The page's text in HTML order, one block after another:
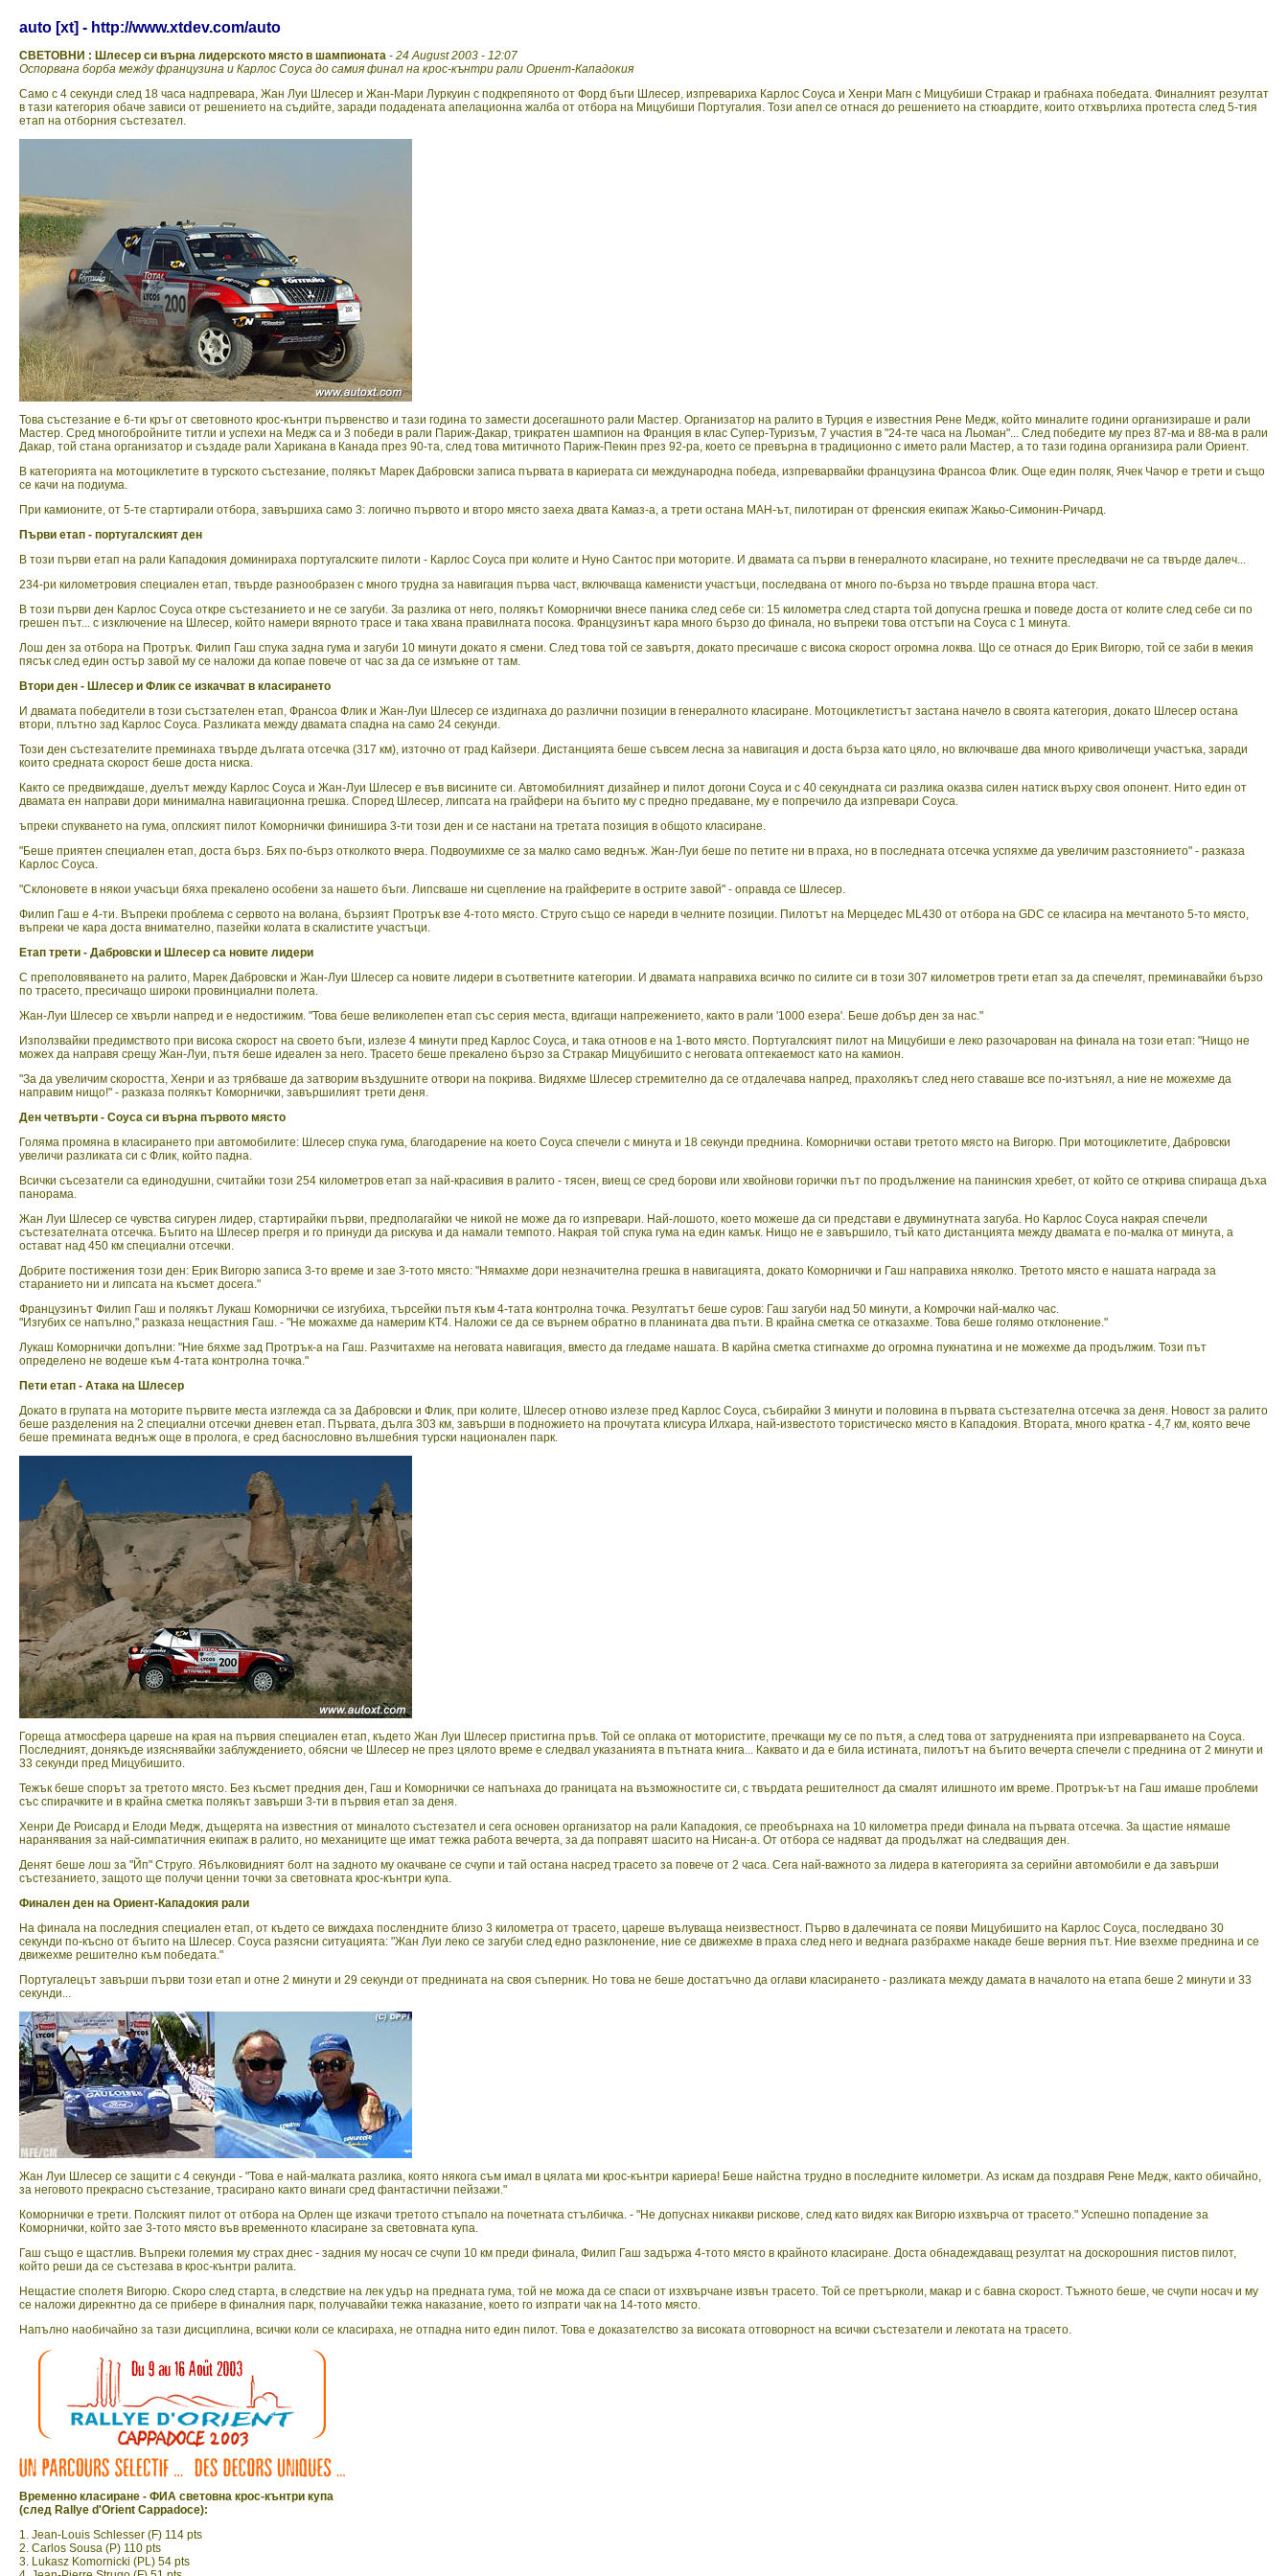
auto [xt] - http://www.xtdev.com/auto
СВЕТОВНИ : Шлесер си върна лидерското място в шампионата - 24 August 2003 - 12:07
Оспорвана борба между французина и Карлос Соуса до самия финал на крос-кънтри рали Ориент-Кападокия
Само с 4 секунди след 18 часа надпревара, Жан Луи Шлесер и Жан-Мари Луркуин с подкрепяното от Форд бъги Шлесер, изпревариха Карлос Соуса и Хенри Магн с Мицубиши Стракар и грабнаха победата. Финалният резултат
в тази категория обаче зависи от решението на съдийте, заради подадената апелационна жалба от отбора на Мицубиши Португалия. Този апел се отнася до решението на стюардите, които отхвърлиха протеста след 5-тия
етап на отборния състезател.
Това състезание е 6-ти кръг от световното крос-кънтри първенство и тази година то замести досегашното рали Мастер. Организатор на ралито в Турция е известния Рене Медж, който миналите години организираше и рали
Мастер. Сред многобройните титли и успехи на Медж са и 3 победи в рали Париж-Дакар, трикратен шампион на Франция в клас Супер-Туризъм, 7 участия в "24-те часа на Льоман"... След победите му през 87-ма и 88-ма в рали
Дакар, той стана организатор и създаде рали Харикана в Канада през 90-та, след това митичното Париж-Пекин през 92-ра, което се превърна в традиционно с името рали Мастер, а то тази година организира рали Ориент.
В категорията на мотоциклетите в турското състезание, полякът Марек Дабровски записа първата в кариерата си международна победа, изпреварвайки французина Франсоа Флик. Още един поляк, Ячек Чачор е трети и също
се качи на подиума.
При камионите, от 5-те стартирали отбора, завършиха само 3: логично първото и второ място заеха двата Камаз-а, а трети остана МАН-ът, пилотиран от френския екипаж Жакьо-Симонин-Ричард.
Първи етап - португалският ден
В този първи етап на рали Кападокия доминираха португалските пилоти - Карлос Соуса при колите и Нуно Сантос при моторите. И двамата са първи в генералното класиране, но техните преследвачи не са твърде далеч...
234-ри километровия специален етап, твърде разнообразен с много трудна за навигация първа част, включваща каменисти участъци, последвана от много по-бърза но твърде прашна втора част.
В този първи ден Карлос Соуса откре състезанието и не се загуби. За разлика от него, полякът Коморнички внесе паника след себе си: 15 километра след старта той допусна грешка и поведе доста от колите след себе си по
грешен път... с изключение на Шлесер, който намери вярното трасе и така хвана правилната посока. Французинът кара много бързо до финала, но въпреки това отстъпи на Соуса с 1 минута.
Лош ден за отбора на Протрък. Филип Гаш спука задна гума и загуби 10 минути докато я смени. След това той се завъртя, докато пресичаше с висока скорост огромна локва. Що се отнася до Ерик Вигорю, той се заби в мекия
пясък след един остър завой му се наложи да копае повече от час за да се измъкне от там.
Втори ден - Шлесер и Флик се изкачват в класирането
И двамата победители в този състзателен етап, Франсоа Флик и Жан-Луи Шлесер се издигнаха до различни позиции в генералното класиране. Мотоциклетистът застана начело в своята категория, докато Шлесер остана
втори, плътно зад Карлос Соуса. Разликата между двамата спадна на само 24 секунди.
Този ден състезателите преминаха твърде дългата отсечка (317 км), източно от град Кайзери. Дистанцията беше съвсем лесна за навигация и доста бърза като цяло, но включваше два много криволичещи участъка, заради
които средната скорост беше доста ниска.
Както се предвиждаше, дуелът между Карлос Соуса и Жан-Луи Шлесер е във висините си. Автомобилният дизайнер и пилот догони Соуса и с 40 секундната си разлика оказва силен натиск върху своя опонент. Нито един от
двамата ен направи дори минимална навигационна грешка. Според Шлесер, липсата на грайфери на бъгито му с предно предаване, му е попречило да изпревари Соуса.
ъпреки спукването на гума, оплският пилот Коморнички финишира 3-ти този ден и се настани на третата позиция в общото класиране.
"Беше приятен специален етап, доста бърз. Бях по-бърз отколкото вчера. Подвоумихме се за малко само веднъж. Жан-Луи беше по петите ни в праха, но в последната отсечка успяхме да увеличим разстоянието" - разказа
Карлос Соуса.
"Склоновете в някои учасъци бяха прекалено особени за нашето бъги. Липсваше ни сцепление на грайферите в острите завой" - оправда се Шлесер.
Филип Гаш е 4-ти. Въпреки проблема с сервото на волана, бързият Протрък взе 4-тото място. Струго също се нареди в челните позиции. Пилотът на Мерцедес ML430 от отбора на GDC се класира на мечтаното 5-то място,
въпреки че кара доста внимателно, пазейки колата в скалистите участъци.
Етап трети - Дабровски и Шлесер са новите лидери
С преполовяването на ралито, Марек Дабровски и Жан-Луи Шлесер са новите лидери в съответните категории. И двамата направиха всичко по силите си в този 307 километров трети етап за да спечелят, преминавайки бързо
по трасето, пресичащо широки провинциални полета.
Жан-Луи Шлесер се хвърли напред и е недостижим. "Това беше великолепен етап със серия места, вдигащи напрежението, както в рали '1000 езера'. Беше добър ден за нас."
Използвайки предимството при висока скорост на своето бъги, излезе 4 минути пред Карлос Соуса, и така отноов е на 1-вото място. Португалският пилот на Мицубиши е леко разочарован на финала на този етап: "Нищо не
можех да направя срещу Жан-Луи, пътя беше идеален за него. Трасето беше прекалено бързо за Стракар Мицубишито с неговата оптекаемост като на камион.
"За да увеличим скоростта, Хенри и аз трябваше да затворим въздушните отвори на покрива. Видяхме Шлесер стремително да се отдалечава напред, прахолякът след него ставаше все по-изтънял, а ние не можехме да
направим нищо!" - разказа полякът Коморнички, завършилият трети деня.
Ден четвърти - Соуса си върна първото място
Голяма промяна в класирането при автомобилите: Шлесер спука гума, благодарение на което Соуса спечели с минута и 18 секунди преднина. Коморнички остави третото място на Вигорю. При мотоциклетите, Дабровски
увеличи разликата си с Флик, който падна.
Всички съсезатели са единодушни, считайки този 254 километров етап за най-красивия в ралито - тясен, виещ се сред борови или хвойнови горички път по продължение на панинския хребет, от който се открива спираща дъха
панорама.
Жан Луи Шлесер се чувства сигурен лидер, стартирайки първи, предполагайки че никой не може да го изпревари. Най-лошото, което можеше да си представи е двуминутната загуба. Но Карлос Соуса накрая спечели
състезателната отсечка. Бъгито на Шлесер прегря и го принуди да рискува и да намали темпото. Накрая той спука гума на един камък. Нищо не е завършило, тъй като дистанцията между двамата е по-малка от минута, а
остават над 450 км специални отсечки.
Добрите постижения този ден: Ерик Вигорю записа 3-то време и зае 3-тото място: "Нямахме дори незначителна грешка в навигацията, докато Коморнички и Гаш направиха няколко. Третото място е нашата награда за
старанието ни и липсата на късмет досега."
Французинът Филип Гаш и полякът Лукаш Коморнички се изгубиха, търсейки пътя към 4-тата контролна точка. Резултатът беше суров: Гаш загуби над 50 минути, а Комрочки най-малко час.
"Изгубих се напълно," разказа нещастния Гаш. - "Не можахме да намерим КТ4. Наложи се да се върнем обратно в планината два пъти. В крайна сметка се отказахме. Това беше голямо отклонение."
Лукаш Коморнички допълни: "Ние бяхме зад Протрък-а на Гаш. Разчитахме на неговата навигация, вместо да гледаме нашата. В карйна сметка стигнахме до огромна пукнатина и не можехме да продължим. Този път
определено не водеше към 4-тата контролна точка."
Пети етап - Атака на Шлесер
Докато в групата на моторите първите места изглежда са за Дабровски и Флик, при колите, Шлесер отново излезе пред Карлос Соуса, събирайки 3 минути и половина в първата състезателна отсечка за деня. Новост за ралито
беше разделения на 2 специални отсечки дневен етап. Първата, дълга 303 км, завърши в подножието на прочутата клисура Илхара, най-известото тористическо място в Кападокия. Втората, много кратка - 4,7 км, която вече
беше премината веднъж още в пролога, е сред баснословно вълшебния турски национален парк.
Гореща атмосфера цареше на края на първия специален етап, където Жан Луи Шлесер пристигна пръв. Той се оплака от мотористите, пречкащи му се по пътя, а след това от затрудненията при изпреварването на Соуса.
Последният, донякъде изяснявайки заблуждението, обясни че Шлесер не през цялото време е следвал указанията в пътната книга... Каквато и да е била истината, пилотът на бъгито вечерта спечели с преднина от 2 минути и
33 секунди пред Мицубишито.
Тежък беше спорът за третото място. Без късмет предния ден, Гаш и Коморнички се напънаха до границата на възможностите си, с твърдата решителност да смалят илишното им време. Протрък-ът на Гаш имаше проблеми
със спирачките и в крайна сметка полякът завърши 3-ти в първия етап за деня.
Хенри Де Роисард и Елоди Медж, дъщерята на известния от миналото състезател и сега основен организатор на рали Кападокия, се преобърнаха на 10 километра преди финала на първата отсечка. За щастие нямаше
наранявания за най-симпатичния екипаж в ралито, но механиците ще имат тежка работа вечерта, за да поправят шасито на Нисан-а. От отбора се надяват да продължат на следващия ден.
Денят беше лош за "Йп" Струго. Ябълковидният болт на задното му окачване се счупи и тай остана насред трасето за повече от 2 часа. Сега най-важното за лидера в категорията за серийни автомобили е да завърши
състезанието, защото ще получи ценни точки за световната крос-кънтри купа.
Финален ден на Ориент-Кападокия рали
На финала на последния специален етап, от където се виждаха послендните близо 3 километра от трасето, цареше вълуваща неизвестност. Първо в далечината се появи Мицубишито на Карлос Соуса, последвано 30
секунди по-късно от бъгито на Шлесер. Соуса разясни ситуацията: "Жан Луи леко се загуби след едно разклонение, ние се движехме в праха след него и веднага разбрахме накаде беше верния път. Ние взехме преднина и се
движехме решително към победата."
Португалецът завърши първи този етап и отне 2 минути и 29 секунди от преднината на своя съперник. Но това не беше достатъчно да оглави класирането - разликата между дамата в началото на етапа беше 2 минути и 33
секунди...
Жан Луи Шлесер се защити с 4 секунди - "Това е най-малката разлика, която някога съм имал в цялата ми крос-кънтри кариера! Беше найстна трудно в последните километри. Аз искам да поздравя Рене Медж, както обичайно,
за неговото прекрасно състезание, трасирано както винаги сред фантастични пейзажи."
Коморнички е трети. Полският пилот от отбора на Орлен ще изкачи третото стъпало на почетната стълбичка. - "Не допуснах никакви рискове, след като видях как Вигорю изхвърча от трасето." Успешно попадение за
Коморнички, който зае 3-тото място във временното класиране за световната купа.
Гаш също е щастлив. Въпреки големия му страх днес - задния му носач се счупи 10 км преди финала, Филип Гаш задържа 4-тото място в крайното класиране. Доста обнадеждаващ резултат на доскорошния пистов пилот,
който реши да се състезава в крос-кънтри ралита.
Нещастие сполетя Вигорю. Скоро след старта, в следствие на лек удър на предната гума, той не можа да се спаси от изхвърчане извън трасето. Той се претърколи, макар и с бавна скорост. Тъжното беше, че счупи носач и му
се наложи дирекнтно да се прибере в финалния парк, получавайки тежка наказание, което го изпрати чак на 14-тото място.
Напълно наобичайно за тази дисциплина, всички коли се класираха, не отпадна нито един пилот. Това е доказателство за високата отговорност на всички състезатели и лекотата на трасето.
Временно класиране - ФИА световна крос-кънтри купа
(след Rallye d'Orient Cappadoce):
1. Jean-Louis Schlesser (F) 114 pts
2. Carlos Sousa (P) 110 pts
3. Lukasz Komornicki (PL) 54 pts